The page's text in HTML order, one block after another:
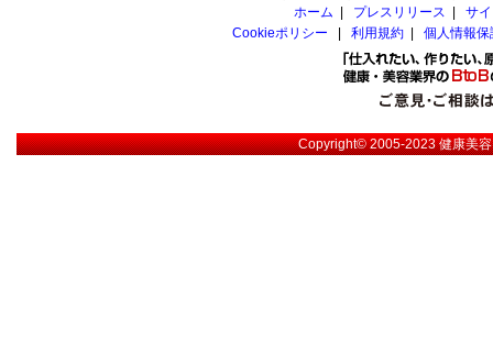
ホーム
プレスリリース
サ
Cookieポリシー
利用規約 個人情報
Copyright© 2005-2023健康美